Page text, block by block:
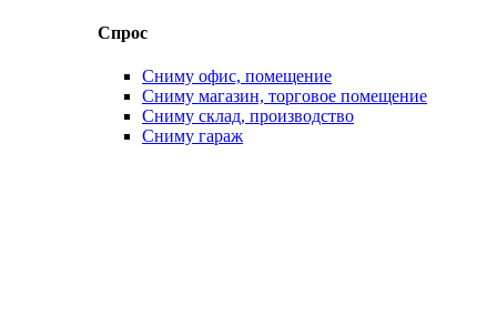
Спрос
Сниму офис, помещение
Сниму магазин, торговое помещение
Сниму склад, производство
Сниму гараж